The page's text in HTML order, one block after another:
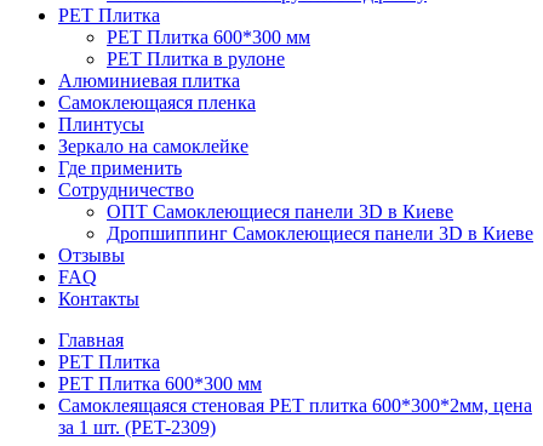
PET Плитка
PET Плитка 600*300 мм
PET Плитка в рулоне
Алюминиевая плитка
Самоклеющаяся пленка
Плинтусы
Зеркало на самоклейке
Где применить
Сотрудничество
ОПТ Самоклеющиеся панели 3D в Киеве
Дропшиппинг Самоклеющиеся панели 3D в Киеве
Отзывы
FAQ
Контакты
Главная
PET Плитка
PET Плитка 600*300 мм
Самоклеящаяся стеновая PET плитка 600*300*2мм, цена
за 1 шт. (PET-2309)